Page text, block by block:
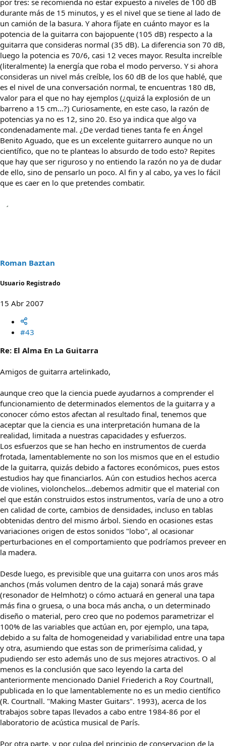
por tres: se recomienda no estar expuesto a niveles de 100 dB
durante más de 15 minutos, y es el nivel que se tiene al lado de
un camión de la basura. Y ahora fíjate en cuánto mayor es la
potencia de la guitarra con bajopuente (105 dB) respecto a la
guitarra que consideras normal (35 dB). La diferencia son 70 dB,
luego la potencia es 70/6, casi 12 veces mayor. Resulta increíble
(literalmente) la energía que roba el modo perverso. Y si ahora
consideras un nivel más creíble, los 60 dB de los que hablé, que
es el nivel de una conversación normal, te encuentras 180 dB,
valor para el que no hay ejemplos (¿quizá la explosión de un
barreno a 15 cm...?) Curiosamente, en este caso, la razón de
potencias ya no es 12, sino 20. Eso ya indica que algo va
condenadamente mal. ¿De verdad tienes tanta fe en Ángel
Benito Aguado, que es un excelente guitarrero aunque no un
científico, que no te planteas lo absurdo de todo esto? Repites
que hay que ser riguroso y no entiendo la razón no ya de dudar
de ello, sino de pensarlo un poco. Al fin y al cabo, ya ves lo fácil
que es caer en lo que pretendes combatir.
Roman Baztan
Usuario Registrado
15 Abr 2007
#43
Re: El Alma En La Guitarra
Amigos de guitarra artelinkado,
aunque creo que la ciencia puede ayudarnos a comprender el
funcionamiento de determinados elementos de la guitarra y a
conocer cómo estos afectan al resultado final, tenemos que
aceptar que la ciencia es una interpretación humana de la
realidad, limitada a nuestras capacidades y esfuerzos.
Los esfuerzos que se han hecho en instrumentos de cuerda
frotada, lamentablemente no son los mismos que en el estudio
de la guitarra, quizás debido a factores económicos, pues estos
estudios hay que financiarlos. Aún con estudios hechos acerca
de violines, violonchelos...debemos admitir que el material con
el que están construidos estos instrumentos, varía de uno a otro
en calidad de corte, cambios de densidades, incluso en tablas
obtenidas dentro del mismo árbol. Siendo en ocasiones estas
variaciones origen de estos sonidos "lobo", al ocasionar
perturbaciones en el comportamiento que podríamos preveer en
la madera.
Desde luego, es previsible que una guitarra con unos aros más
anchos (más volumen dentro de la caja) sonará más grave
(resonador de Helmhotz) o cómo actuará en general una tapa
más fina o gruesa, o una boca más ancha, o un determinado
diseño o material, pero creo que no podemos parametrizar el
100% de las variables que actúan en, por ejemplo, una tapa,
debido a su falta de homogeneidad y variabilidad entre una tapa
y otra, asumiendo que estas son de primerísima calidad, y
pudiendo ser esto además uno de sus mejores atractivos. O al
menos es la conclusión que saco leyendo la carta del
anteriormente mencionado Daniel Friederich a Roy Courtnall,
publicada en lo que lamentablemente no es un medio científico
(R. Courtnall. "Making Master Guitars". 1993), acerca de los
trabajos sobre tapas llevados a cabo entre 1984-86 por el
laboratorio de acústica musical de París.
Por otra parte, y por culpa del principio de conservacion de la